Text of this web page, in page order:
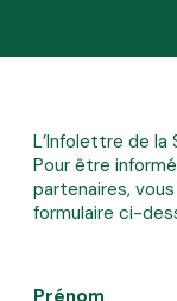
L’Infolettre de la
Pour être
partenaires,
formulaire ci-
Prénom